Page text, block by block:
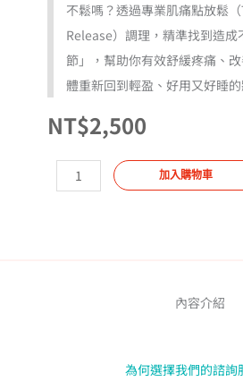
不鬆嗎？透過專業肌痛點放鬆
Release）調理，精準找到造成
節」，幫助你有效舒緩疼痛、
體重新回到輕盈、好用又好睡的
NT$2,500
【身
體
加入購物車
內容介紹
為何選擇我們的諮詢